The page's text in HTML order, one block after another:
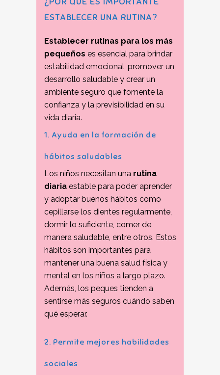
ESTABLECER UNA RUTINA?
Establecer rutinas para los más
pequeños es esencial para brindar
estabilidad emocional, promover un
desarrollo saludable y crear un
ambiente seguro que fomente la
confianza y la previsibilidad en su
vida diaria.
1. Ayuda en la formación de
hábitos saludables
Los niños necesitan una rutina
diaria estable para poder aprender
y adoptar buenos hábitos como
cepillarse los dientes regularmente,
dormir lo suficiente, comer de
manera saludable, entre otros. Estos
hábitos son importantes para
mantener una buena salud física y
mental en los niños a largo plazo.
Además, los peques tienden a
sentirse más seguros cuándo saben
qué esperar.
2. Permite mejores habilidades
sociales